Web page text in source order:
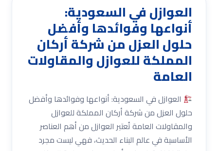
العوازل في السعودية:
أنواعها وفوائدها وأفضل
حلول العزل من شركة أركان
المملكة للعوازل والمقاولات
العامة
العوازل في السعودية: أنواعها وفوائدها وأفضل
حلول العزل من شركة أركان المملكة للعوازل
والمقاولات العامة تُعتبر العوازل من أهم العناصر
الأساسية في عالم البناء الحديث، فهي ليست مجرد